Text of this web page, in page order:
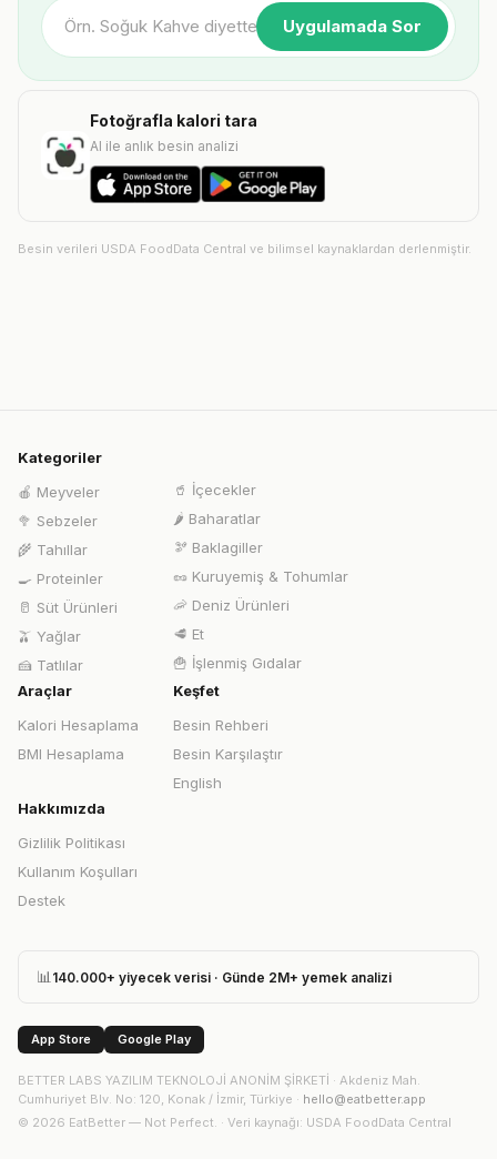
Uygulamada Sor
Fotoğrafla kalori tara
AI ile anlık besin analizi
Besin verileri USDA FoodData Central ve bilimsel kaynaklardan derlenmiştir.
Kategoriler
🍎 Meyveler
🥦 Sebzeler
🌾 Tahıllar
🍳 Proteinler
🥛 Süt Ürünleri
🫒 Yağlar
🍰 Tatlılar
🥤 İçecekler
🌶️ Baharatlar
🫘 Baklagiller
🥜 Kuruyemiş & Tohumlar
🦐 Deniz Ürünleri
🥩 Et
🍟 İşlenmiş Gıdalar
Araçlar
Kalori Hesaplama
BMI Hesaplama
Keşfet
Besin Rehberi
Besin Karşılaştır
English
Hakkımızda
Gizlilik Politikası
Kullanım Koşulları
Destek
📊 140.000+ yiyecek verisi · Günde 2M+ yemek analizi
App Store Google Play
BETTER LABS YAZILIM TEKNOLOJİ ANONİM ŞİRKETİ · Akdeniz Mah.
Cumhuriyet Blv. No: 120, Konak / İzmir, Türkiye · hello@eatbetter.app
© 2026 EatBetter — Not Perfect. · Veri kaynağı: USDA FoodData Central